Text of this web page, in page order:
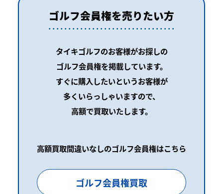
ゴルフ会員権を売りたい方
タイキゴルフのお客様がお探しの
ゴルフ会員権を掲載しています。
すぐに購入したいというお客様が
多くいらっしゃいますので、
高額で買取いたします。
高額買取間違いなしのゴルフ会員権はこちら
ゴルフ会員権買取